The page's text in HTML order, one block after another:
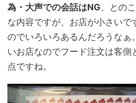
為・大声での会話はNG、との
な内容ですが、お店が小さいで
のでいろいろあるんだろうなぁ
いお店なのでフード注文は客側
点ですね。